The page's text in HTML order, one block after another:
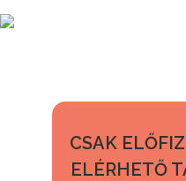
CSAK
ELÉRHETŐ